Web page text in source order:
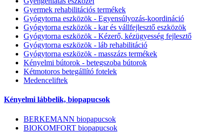
Gyermek rehabilitációs termékek
Gyógytorna eszközök - Egyensúlyozás-koordináció
Gyógytorna eszközök - kar és vállfejlesztő eszközök
Gyógytorna eszközök - Kézerő, kézügyesség fejlesztő
Gyógytorna eszközök - láb rehabilitáció
Gyógytorna eszközök - masszázs termékek
Kényelmi bútorok - betegszoba bútorok
Kétmotoros betegállító fotelek
Medenceliftek
Kényelmi lábbelik, biopapucsok
BERKEMANN biopapucsok
BIOKOMFORT biopapucsok